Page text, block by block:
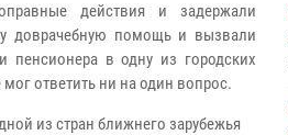
действия и задержали
доврачебную помощь и вызвали
пенсионера в одну из городских
ответить ни на один вопрос.
из стран ближнего зарубежья